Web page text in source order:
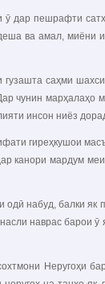
дар пешрафти
ва амал, миёни
саҳми
чунин марҳалаҳо
инсон ниёз
гиреҳкушои
канори мардум
набуд, балки як
наврас барои
Неругоҳи